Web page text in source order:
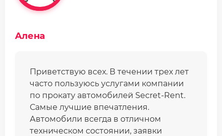
Алена
Приветствую всех. В течении трех лет
часто пользуюсь услугами компании
по прокату автомобилей Secret-Rent.
Самые лучшие впечатления.
Автомобили всегда в отличном
техническом состоянии, заявки